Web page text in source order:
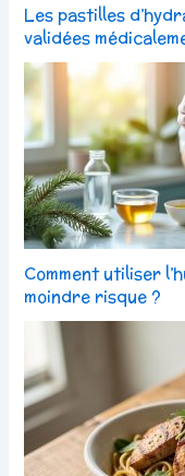
Les pastilles
validées
Comment utiliser
moindre risque ?